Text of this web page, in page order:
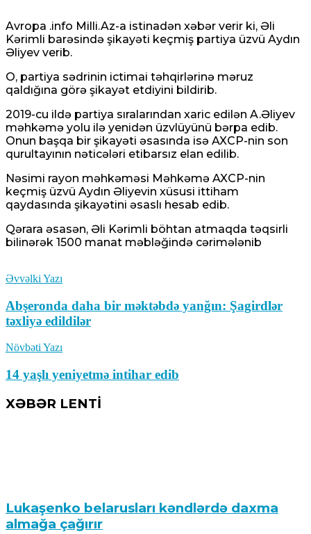
Avropa .info Milli.Az-a istinadən xəbər verir ki, Əli
Kərimli barəsində şikayəti keçmiş partiya üzvü Aydın
Əliyev verib.
O, partiya sədrinin ictimai təhqirlərinə məruz
qaldığına görə şikayət etdiyini bildirib.
2019-cu ildə partiya sıralarından xaric edilən A.Əliyev
məhkəmə yolu ilə yenidən üzvlüyünü bərpa edib.
Onun başqa bir şikayəti əsasında isə AXCP-nin son
qurultayının nəticələri etibarsız elan edilib.
Nəsimi rayon məhkəməsi Məhkəmə AXCP-nin
keçmiş üzvü Aydın Əliyevin xüsusi ittiham
qaydasında şikayətini əsaslı hesab edib.
Qərara əsasən, Əli Kərimli böhtan atmaqda təqsirli
bilinərək 1500 manat məbləğində cərimələnib
Əvvəlki Yazı
Abşeronda daha bir məktəbdə yanğın: Şagirdlər
təxliyə edildilər
Növbəti Yazı
14 yaşlı yeniyetmə intihar edib
XƏBƏR LENTİ
Lukaşenko belarusları kəndlərdə daxma
almağa çağırır